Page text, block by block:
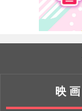
映画